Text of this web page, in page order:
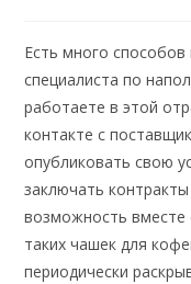
Есть много способов
специалиста по
работаете в этой
контакте с
опубликовать свою
заключать
возможность вместе
таких чашек для
периодически